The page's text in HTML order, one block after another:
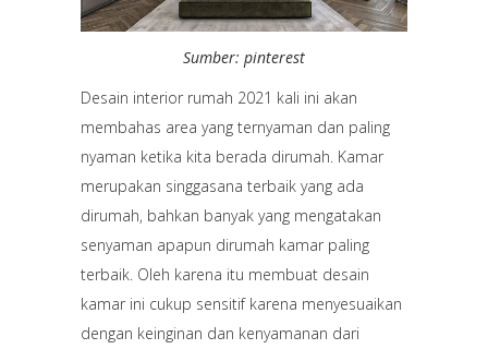
Sumber: pinterest
Desain interior rumah 2021 kali ini akan
membahas area yang ternyaman dan paling
nyaman ketika kita berada dirumah. Kamar
merupakan singgasana terbaik yang ada
dirumah, bahkan banyak yang mengatakan
senyaman apapun dirumah kamar paling
terbaik. Oleh karena itu membuat desain
kamar ini cukup sensitif karena menyesuaikan
dengan keinginan dan kenyamanan dari